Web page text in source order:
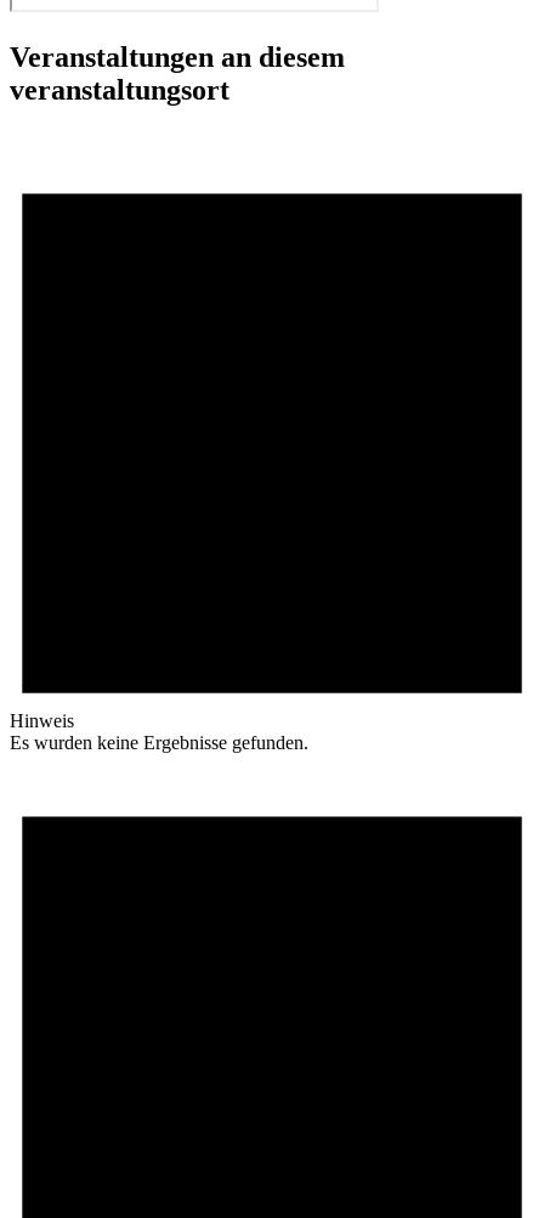
Veranstaltungen an diesem
veranstaltungsort
Hinweis
Es wurden keine Ergebnisse gefunden.